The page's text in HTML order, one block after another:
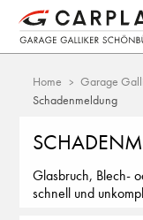
Home Garage
Schadenmeldung
Glasbruch, Blech-
schnell und